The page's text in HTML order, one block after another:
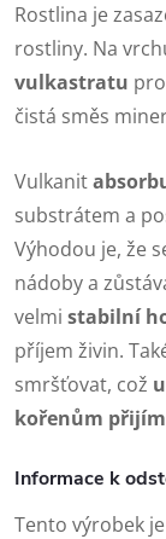
Rostlina je
rostliny. Na
vulkastratu
čistá směs
Vulkanit
substrátem a
Výhodou je, že
nádoby a
velmi stabilní
příjem živin.
smršťovat, což
kořenům
Informace k
Tento výrobek